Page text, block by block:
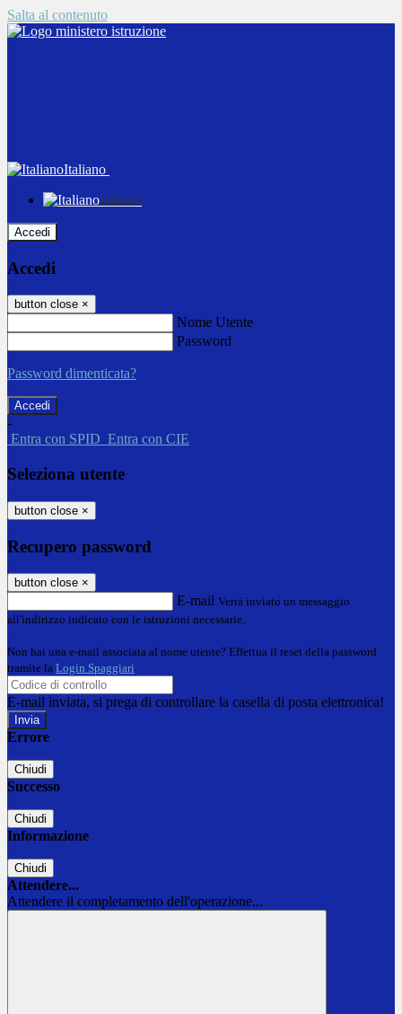
Salta al contenuto
Italiano
Italiano
Accedi
Accedi
button close ×
Nome Utente
Password
Password dimenticata?
-
Entra con SPID Entra con CIE
Seleziona utente
button close ×
Recupero password
button close ×
E-mail Verrà inviato un messaggio
all'indirizzo indicato con le istruzioni necessarie.
Non hai una e-mail associata al nome utente? Effettua il reset della password
tramite la Login Spaggiari
E-mail inviata, si prega di controllare la casella di posta elettronica!
Errore
Chiudi
Successo
Chiudi
Informazione
Chiudi
Attendere...
Attendere il completamento dell'operazione...